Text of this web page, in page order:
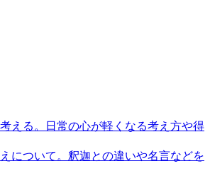
える。日常の心が軽くなる考え方や得
について。釈迦との違いや名言などを